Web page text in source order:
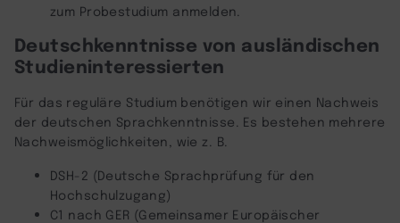
zum Probestudium anmelden.
Deutschkenntnisse von ausländischen
Studieninteressierten
Für das reguläre Studium benötigen wir einen Nachweis
der deutschen Sprachkenntnisse. Es bestehen mehrere
Nachweismöglichkeiten, wie z. B.
DSH-2 (Deutsche Sprachprüfung für den
Hochschulzugang)
C1 nach GER (Gemeinsamer Europäischer